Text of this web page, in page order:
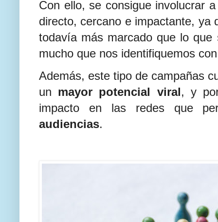
Con ello, se consigue involucrar
directo, cercano e impactante, ya
todavía más marcado que lo
mucho que nos identifiquemos
Además, este tipo de campañas
un mayor potencial viral, y
impacto en las redes que
audiencias.